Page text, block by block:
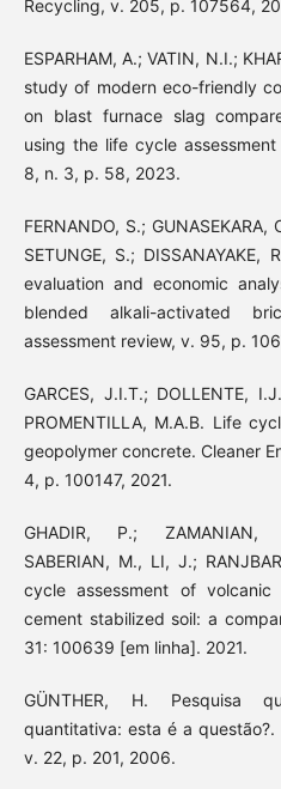
Recycling, v. 205, p. 107564,
ESPARHAM, A.; VATIN, N.I.;
study of modern eco-friendly
on blast furnace slag
using the life cycle
8, n. 3, p. 58, 2023.
FERNANDO, S.; GUNASEKARA,
SETUNGE, S.; DISSANAYAKE,
evaluation and economic
blended alkali-activated
assessment review, v. 95, p.
GARCES, J.I.T.; DOLLENTE,
PROMENTILLA, M.A.B. Life
geopolymer concrete. Cleaner
4, p. 100147, 2021.
GHADIR, P.; ZAMANIAN,
SABERIAN, M., LI, J.;
cycle assessment of volcanic
cement stabilized soil: a
31: 100639 [em linha]. 2021.
GÜNTHER, H. Pesquisa
quantitativa: esta é a
v. 22, p. 201, 2006.